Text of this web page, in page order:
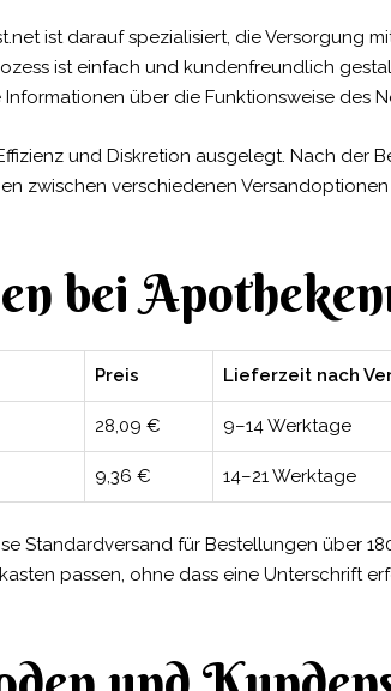
ist darauf spezialisiert, die Versorgung
ist einfach und kundenfreundlich
über die Funktionsweise des
und Diskretion ausgelegt. Nach der
zwischen verschiedenen
bei
Preis Lieferzeit nach
28,09 € 9–14 Werktage
9,36 € 14–21 Werktage
Standardversand für Bestellungen über
passen, ohne dass eine Unterschrift